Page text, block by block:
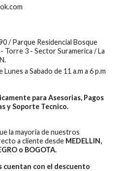
/ Parque Residencial Bosque
3 - Sector Suramerica / La
a Sabado de 11 a.m a 6 p.m
para Asesorias, Pagos
y Soporte Tecnico.
la mayoria de nuestros
a cliente desde MEDELLIN,
o BOGOTA.
cuentan con el descuento